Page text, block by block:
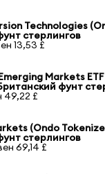
Technologies
стерлингов
13,53 £
Markets
фунт
49,22 £
(Ondo
стерлингов
69,14 £